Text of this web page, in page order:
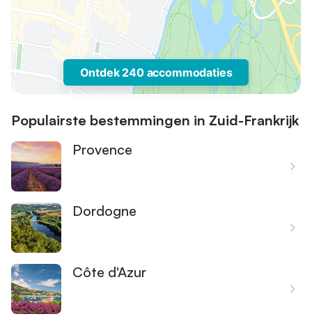
Ontdek 240 accommodaties
Populairste bestemmingen in Zuid-Frankrijk
Provence
Dordogne
Côte d'Azur